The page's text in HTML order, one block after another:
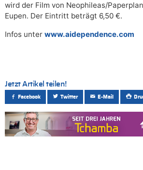
wird der Film von Neophileas/
Eupen. Der Eintritt beträgt 6,50 €.
Infos unter www.aidependence.com
Jetzt Artikel teilen!
Facebook Twitter E-Mail